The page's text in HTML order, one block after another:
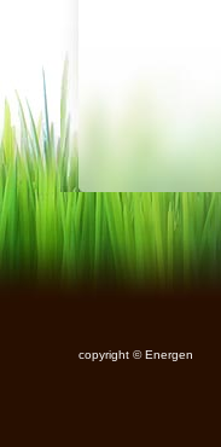
copyright © Energen